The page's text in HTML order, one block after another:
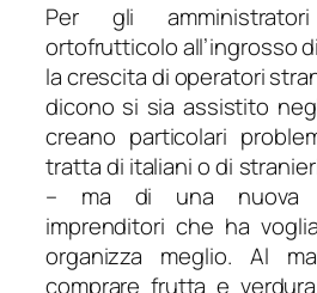
Per gli
ortofrutticolo all’ingrosso
la crescita di operatori
dicono si sia assistito
creano particolari
tratta di italiani o di
– ma di una nuova
imprenditori che ha
organizza meglio. Al
comprare frutta e